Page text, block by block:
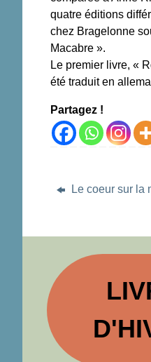
quatre éditions
chez Bragelonne
Macabre ».
Le premier livre, «
été traduit en
Partagez !
Le coeur sur la